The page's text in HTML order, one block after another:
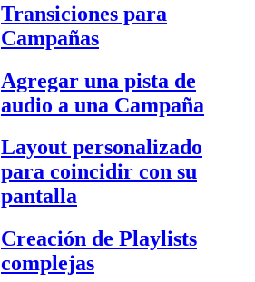
Transiciones para
Campañas
Agregar una pista de
audio a una Campaña
Layout personalizado
para coincidir con su
pantalla
Creación de Playlists
complejas